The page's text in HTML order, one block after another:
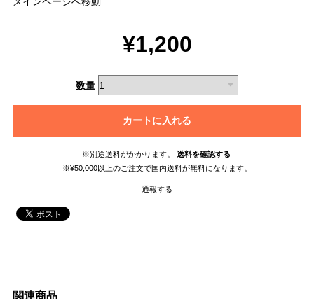
¥1,200
数量
カートに入れる
※別途送料がかかります。
送料を確認する
※¥50,000以上のご注文で国内送料が無料になります。
通報する
関連商品